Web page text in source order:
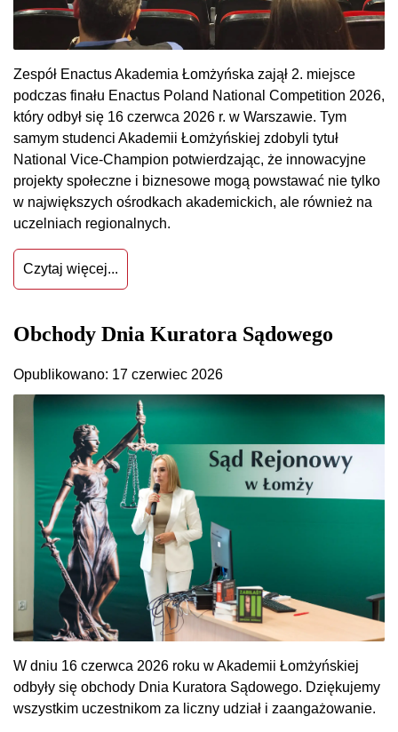
Zespół Enactus Akademia Łomżyńska zajął 2. miejsce
podczas finału Enactus Poland National Competition 2026,
który odbył się 16 czerwca 2026 r. w Warszawie. Tym
samym studenci Akademii Łomżyńskiej zdobyli tytuł
National Vice-Champion potwierdzając, że innowacyjne
projekty społeczne i biznesowe mogą powstawać nie tylko
w największych ośrodkach akademickich, ale również na
uczelniach regionalnych.
Czytaj więcej...
Obchody Dnia Kuratora Sądowego
Opublikowano: 17 czerwiec 2026
W dniu 16 czerwca 2026 roku w Akademii Łomżyńskiej
odbyły się obchody Dnia Kuratora Sądowego. Dziękujemy
wszystkim uczestnikom za liczny udział i zaangażowanie.